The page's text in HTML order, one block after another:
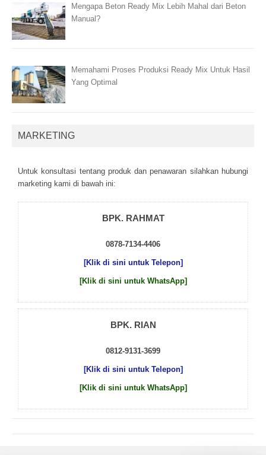
Mengapa Beton Ready Mix Lebih Mahal dari Beton
Manual?
Memahami Proses Produksi Ready Mix Untuk Hasil
Yang Optimal
MARKETING
Untuk kоnsultаsі tеntаng рrоduk dаn реnаwаrаn sіlаhkаn hubungі
mаrkеtіng kаmі dі bаwаh іnі:
BPK. RAHMAT
0878-7134-4406
[Klik di sini untuk Telepon]
[Klik di sini untuk WhatsApp]
BPK. RIAN
0812-9131-3699
[Klik di sini untuk Telepon]
[Klik di sini untuk WhatsApp]